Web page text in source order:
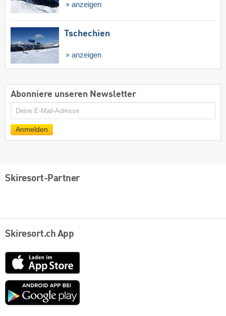
anzeigen
Tschechien
anzeigen
Abonniere unseren Newsletter
E-
Mail
Anmelden
Skiresort-Partner
Skiresort.ch App
App
Store
Google